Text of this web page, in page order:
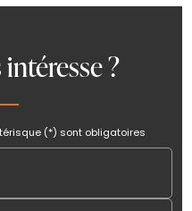
?
(*) sont obligatoires